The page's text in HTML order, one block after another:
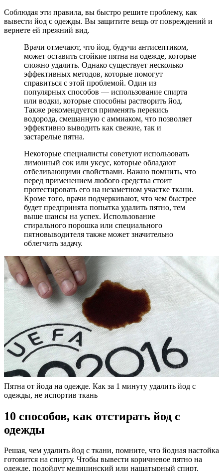
Соблюдая эти правила, вы быстро решите проблему, как
вывести йод с одежды. Вы защитите вещь от повреждений и
вернете ей прежний вид.
Врачи отмечают, что йод, будучи антисептиком,
может оставить стойкие пятна на одежде, которые
сложно удалить. Однако существует несколько
эффективных методов, которые помогут
справиться с этой проблемой. Один из
популярных способов — использование спирта
или водки, которые способны растворить йод.
Также рекомендуется применять перекись
водорода, смешанную с аммиаком, что позволяет
эффективно выводить как свежие, так и
застарелые пятна.
Некоторые специалисты советуют использовать
лимонный сок или уксус, которые обладают
отбеливающими свойствами. Важно помнить, что
перед применением любого средства стоит
протестировать его на незаметном участке ткани.
Кроме того, врачи подчеркивают, что чем быстрее
будет предпринята попытка удалить пятно, тем
выше шансы на успех. Использование
стирального порошка или специального
пятновыводителя также может значительно
облегчить задачу.
Пятна от йода на одежде. Как за 1 минуту удалить йод с
одежды, не испортив ткань
10 способов, как отстирать йод с
одежды
Решая, чем удалить йод с ткани, помните, что йодная настойка
готовится на спирту. Чтобы вывести коричневое пятно на
одежде, подойдут медицинский или нашатырный спирт,